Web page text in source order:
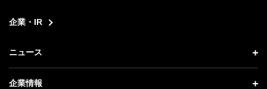
企業・IR
ニュース
ニュース トップ
企業情報